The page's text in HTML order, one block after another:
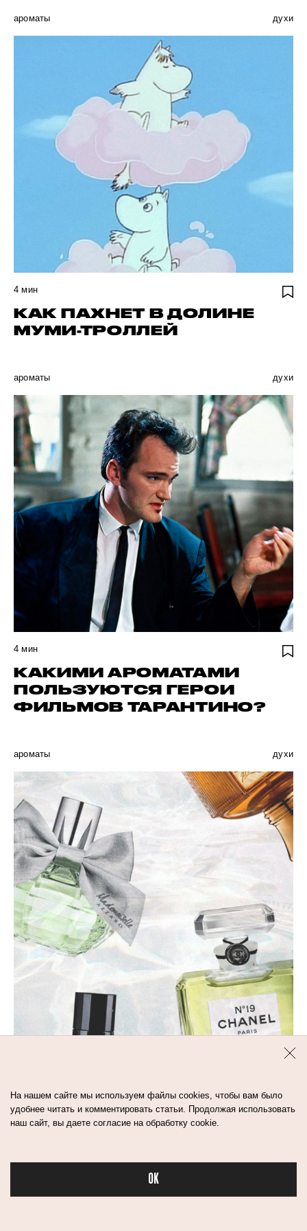
Бьюти в спорте
ароматы духи
4 мин
КАК ПАХНЕТ В ДОЛИНЕ
МУМИ-ТРОЛЛЕЙ
ароматы духи
4 мин
КАКИМИ АРОМАТАМИ
ПОЛЬЗУЮТСЯ ГЕРОИ
ФИЛЬМОВ ТАРАНТИНО?
ароматы духи
4мин
ТОП-10 АРОМАТОВ ДЛЯ
На нашем сайте мы используем файлы cookies, чтобы вам было
удобнее читать и комментировать статьи. Продолжая использовать
наш сайт, вы даете согласие на обработку cookie.
OK